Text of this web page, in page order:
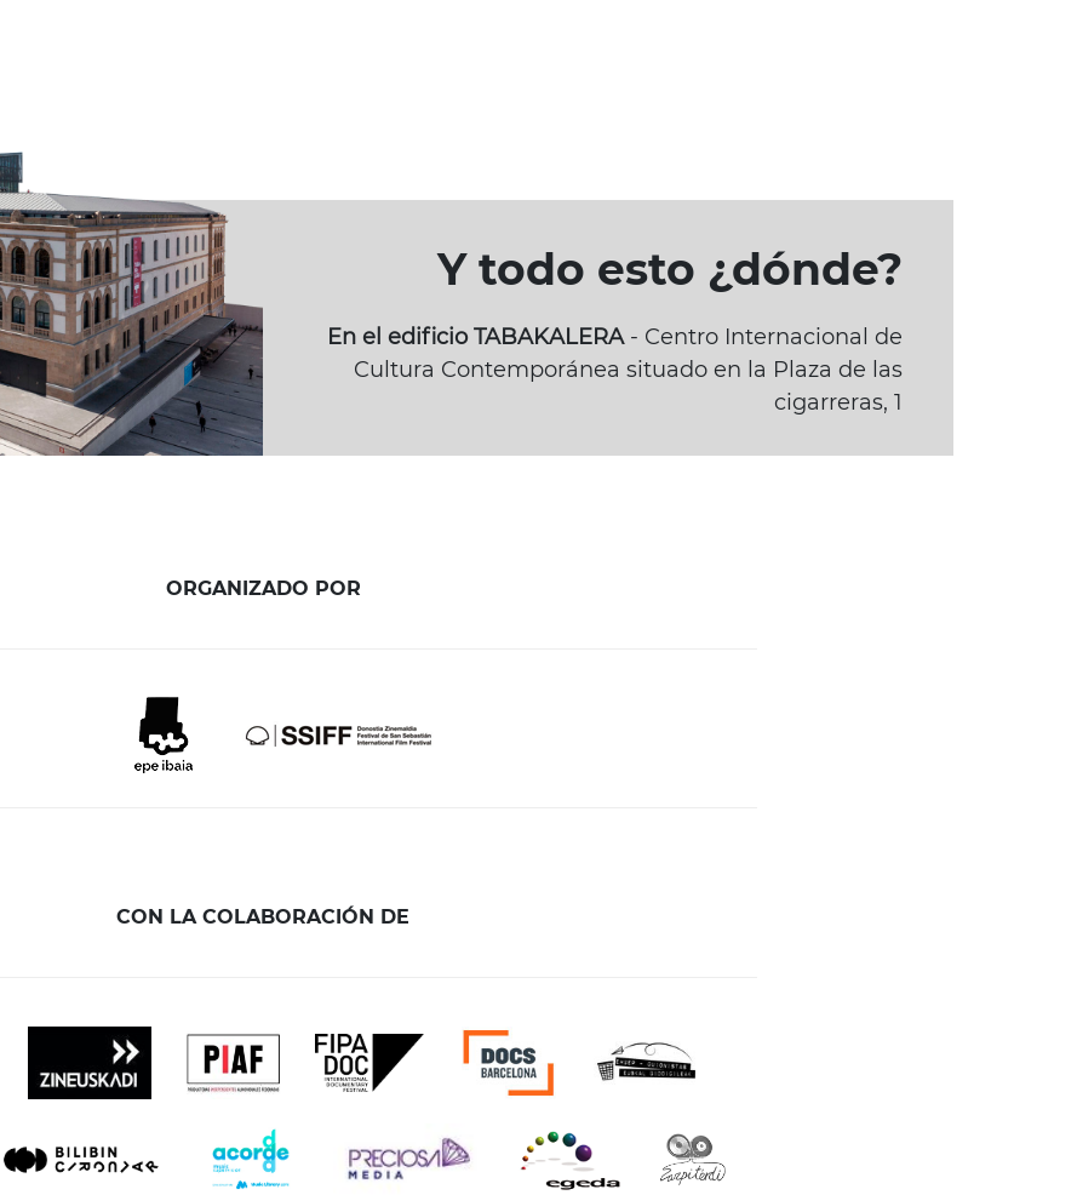
Y todo esto ¿dónde?
En el edificio TABAKALERA- Centro Internacional de
Cultura Contemporánea situado en la Plaza de las
cigarreras, 1
ORGANIZADO POR
CON LA COLABORACIÓN DE